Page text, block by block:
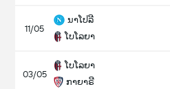
11/05
ນາໂປລີ
ໂບໂລຍາ
03/05
ໂບໂລຍາ
ກາຍາຣີ